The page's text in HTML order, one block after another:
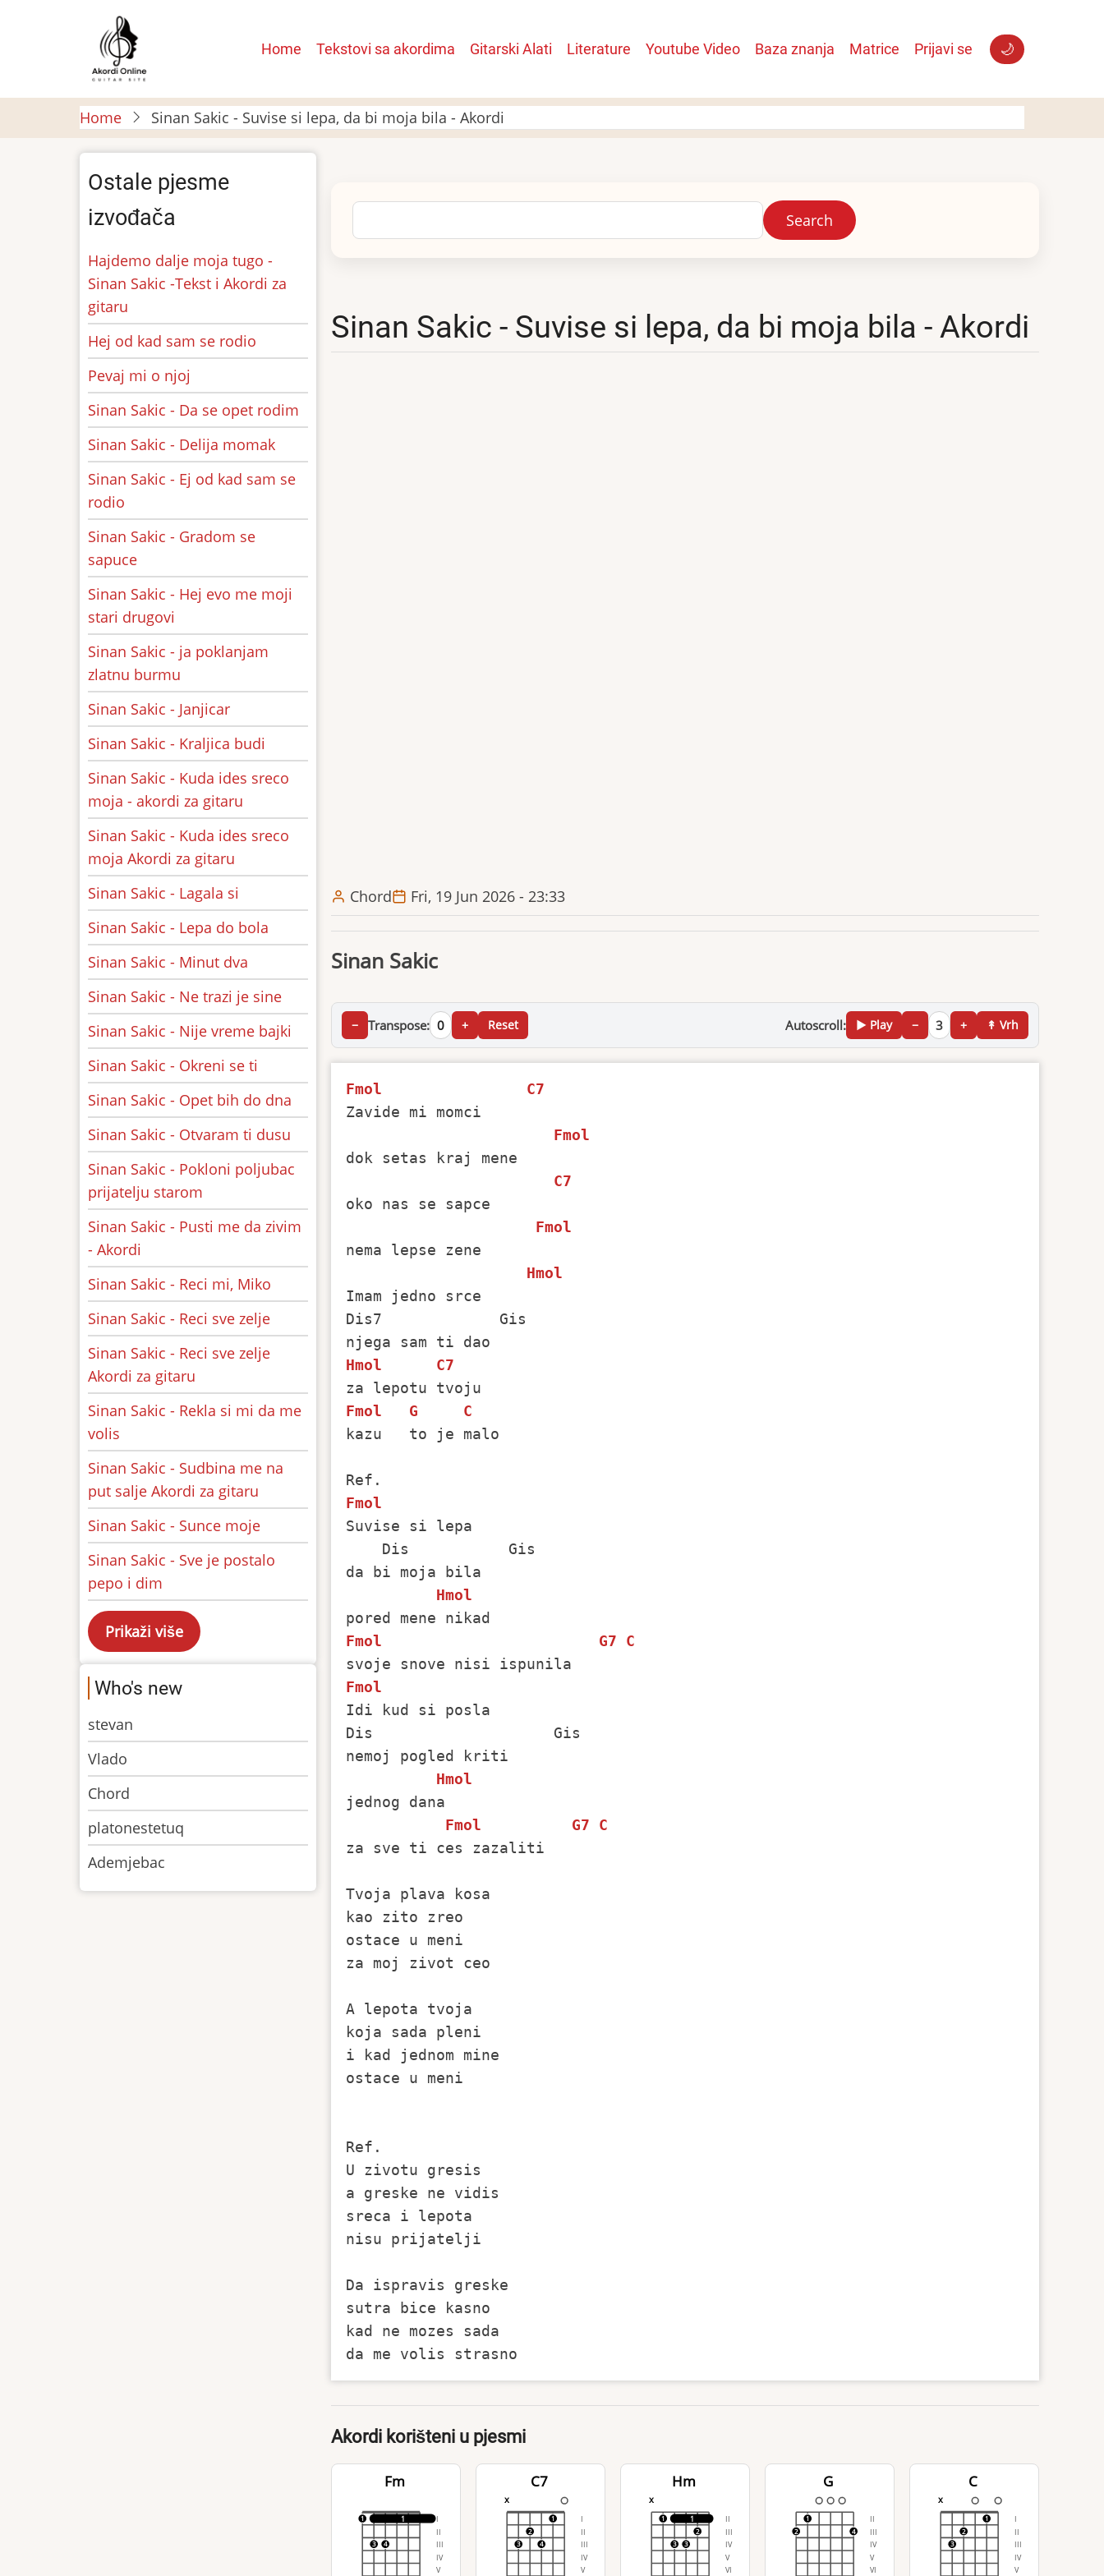
Main
Home Tekstovi sa akordima Gitarski Alati Literature Youtube Video Baza znanja Matrice Prijavi se 🌙
Home Sinan Sakic - Suvise si lepa, da bi moja bila - Akordi
Sinan Sakic - Suvise si lepa, da bi moja bila - Akordi
Chord Fri, 19 Jun 2026 - 23:33
Sinan Sakic
− Transpose: 0 + Reset Autoscroll: ▶ Play − 3 + ↟ Vrh
Fmol
C7
Zavide mi momci
Fmol
dok setas kraj mene
C7
oko nas se sapce
Fmol
nema lepse zene
Hmol
Imam jedno srce
Dis7             Gis
Hmol
C7
Fmol
G
C
kazu   to je malo
Fmol
Suvise si lepa
    Dis           Gis
da bi moja bila
Hmol
Fmol
G7
C
Fmol
Idi kud si posla
Dis                    Gis
nemoj pogled kriti
Hmol
jednog dana
Fmol
G7
C
za sve ti ces zazaliti
Tvoja plava kosa
kao zito zreo
ostace u meni
za moj zivot ceo
A lepota tvoja
koja sada pleni
i kad jednom mine
ostace u meni
Ref.
U zivotu gresis
a greske ne vidis
sreca i lepota
nisu prijatelji
Da ispravis greske
sutra bice kasno
kad ne mozes sada
Akordi korišteni u pjesmi
Fm
I
II
III
IV
V
1
1
3 4
C7
x
I
II
III
IV
V
3
2
4
1
Hm
x
II
III
IV
V
VI
1
1
3 3
2
G
II
III
IV
V
VI
2
1
4
C
x
I
II
III
IV
V
3
2
1
Ostale pjesme
izvođača
Hajdemo dalje moja tugo -
Sinan Sakic -Tekst i Akordi za
gitaru
Hej od kad sam se rodio
Pevaj mi o njoj
Sinan Sakic - Da se opet rodim
Sinan Sakic - Delija momak
Sinan Sakic - Ej od kad sam se
rodio
Sinan Sakic - Gradom se
sapuce
Sinan Sakic - Hej evo me moji
stari drugovi
Sinan Sakic - ja poklanjam
zlatnu burmu
Sinan Sakic - Janjicar
Sinan Sakic - Kraljica budi
Sinan Sakic - Kuda ides sreco
moja - akordi za gitaru
Sinan Sakic - Kuda ides sreco
moja Akordi za gitaru
Sinan Sakic - Lagala si
Sinan Sakic - Lepa do bola
Sinan Sakic - Minut dva
Sinan Sakic - Ne trazi je sine
Sinan Sakic - Nije vreme bajki
Sinan Sakic - Okreni se ti
Sinan Sakic - Opet bih do dna
Sinan Sakic - Otvaram ti dusu
Sinan Sakic - Pokloni poljubac
prijatelju starom
Sinan Sakic - Pusti me da zivim
- Akordi
Sinan Sakic - Reci mi, Miko
Sinan Sakic - Reci sve zelje
Sinan Sakic - Reci sve zelje
Akordi za gitaru
Sinan Sakic - Rekla si mi da me
volis
Sinan Sakic - Sudbina me na
put salje Akordi za gitaru
Sinan Sakic - Sunce moje
Sinan Sakic - Sve je postalo
pepo i dim
Who's new
stevan
Vlado
Chord
platonestetuq
Ademjebac